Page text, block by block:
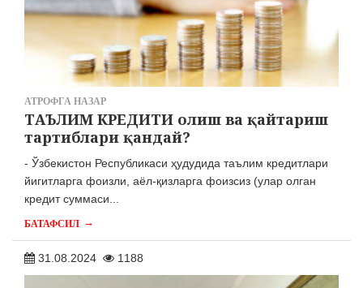
АТРОФГА НАЗАР
ТАЪЛИМ КРЕДИТИ олиш ва қайтариш
тартиблари қандай?
- Ўзбекистон Республикаси ҳудудида таълим кредитлари
йигитларга фоизли, аёл-қизларга фоизсиз (улар олган
кредит суммаси...
БАТАФСИЛ →
31.08.2024 1188